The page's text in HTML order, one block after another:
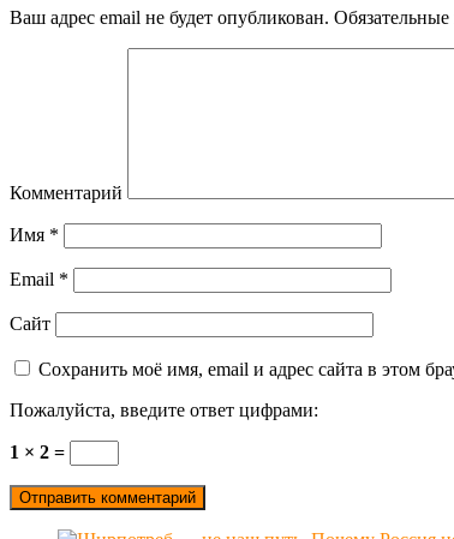
Ваш адрес email не будет опубликован.
Комментарий
Имя *
Email *
Сайт
Сохранить моё имя, email и адрес сайта в этом
Пожалуйста, введите ответ цифрами:
1 × 2 =